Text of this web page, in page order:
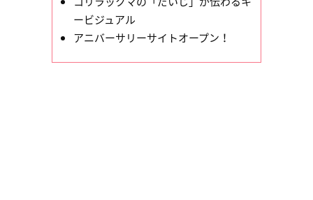
ービジュアル
アニバーサリーサイトオープン！